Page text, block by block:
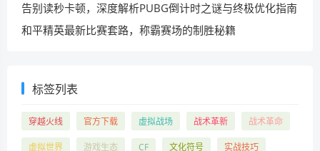
告别读秒卡顿，深度解析PUBG倒计时之谜与终极优化指南
和平精英最新比赛套路，称霸赛场的制胜秘籍
标签列表
穿越火线 官方下载 虚拟战场 战术革新 战术革命
虚拟世界 游戏生态 CF 文化符号 实战技巧